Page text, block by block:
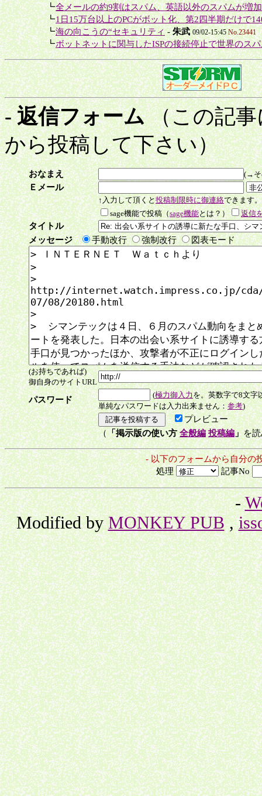
＋┗全メールの約9割はスパム、英語以外のスパムが増加
＋┗1日15万台以上のPCがボット化、第2四半期だけで
＋┗海の向こうの“セキュリティ-朱武 09/02-15:45No.23441
＋┗ボットネットに関与したISPの接続停止で世界のス
- 返信フォーム（この記事
から投稿して下さい）
おなまえ (→そ
Ｅメール
↑入力して頂くと投稿制限時に御連絡できます。
sage機能で投稿（sage機能とは？） 返信
タイトル
メッセージ
手動改行 強制改行 図表モード
(お持ちであれば)
御自身のサイトURL
パスワード
(極力御入力を。英数字で8文字
単純なパスワードは入力出来ません：参考)
プレビュー
（「掲示版の使い方全般編 投稿編」を
- 以下のフォームから自分の
処理
記事No
-
Modified byMONKEY PUB,